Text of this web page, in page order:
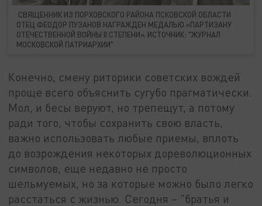
СВЯЩЕННИК ИЗ ПОРХОВСКОГО РАЙОНА ПСКОВСКОЙ ОБЛАСТИ
ОТЕЦ ФЕОДОР ПУЗАНОВ НАГРАЖДЕН МЕДАЛЬЮ «ПАРТИЗАНУ
ОТЕЧЕСТВЕННОЙ ВОЙНЫ II СТЕПЕНИ». ИСТОЧНИК: "ЖУРНАЛ
МОСКОВСКОЙ ПАТРИАРХИИ"
Конечно, смену риторики советских вождей
проще всего объяснить сугубо прагматически.
Мол, и бесы веруют, но трепещут, а потому
ради того, чтобы сохранить свою власть,
важно использовать любые приемы, вплоть
до возрождения некоторых дореволюционных
символов, еще недавно не просто
шельмуемых, но за которые можно было легко
расстаться с жизнью. Сегодня – "братья и